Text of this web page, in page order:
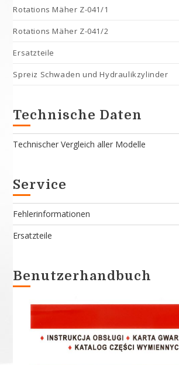
Rotations Mäher Z-041/1
Rotations Mäher Z-041/2
Ersatzteile
Spreiz Schwaden und Hydraulikzylinder
Technische Daten
Technischer Vergleich aller Modelle
Service
Fehlerinformationen
Ersatzteile
Benutzerhandbuch